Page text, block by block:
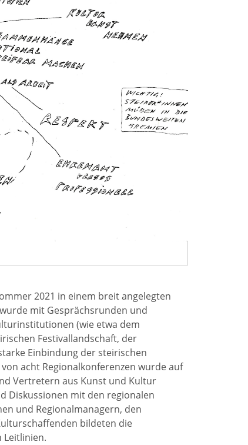
2021 in einem breit angelegten
mit Gesprächsrunden und
(wie etwa dem
Festivallandschaft, der
Einbindung der steirischen
acht Regionalkonferenzen wurde auf
Vertretern aus Kunst und Kultur
Diskussionen mit den regionalen
und Regionalmanagern, den
bildeten die
Leitlinien.